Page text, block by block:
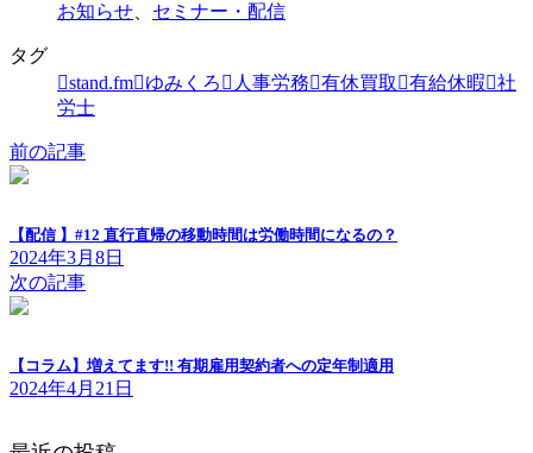
お知らせ
セミナー・配信
タグ
stand.fm
ゆみくろ 人事労務 有休買取 有給休暇
社
労士
前の記事
【配信 】#12 直行直帰の移動時間は労働時間になるの？
2024年3月8日
次の記事
【コラム】増えてます!! 有期雇用契約者への定年制適用
2024年4月21日